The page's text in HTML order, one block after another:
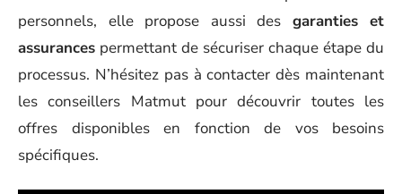
personnels, elle propose aussi des garanties et
assurances permettant de sécuriser chaque étape du
processus. N’hésitez pas à contacter dès maintenant
les conseillers Matmut pour découvrir toutes les
offres disponibles en fonction de vos besoins
spécifiques.